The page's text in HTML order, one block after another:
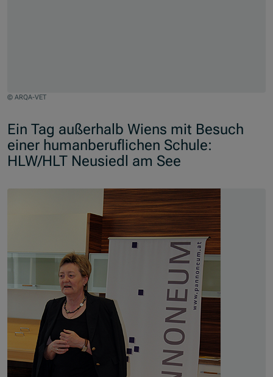
© ARQA-VET
Ein Tag außerhalb Wiens mit Besuch
einer humanberuflichen Schule:
HLW/HLT Neusiedl am See